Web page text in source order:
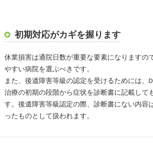
初期対応がカギを握ります
休業損害は通院日数が重要な要素になりますの
やすい病院を選ぶべきです。
また、後遺障害等級の認定を受けるためには、
治療の初期の段階から症状を診断書に記載して
す。後遺障害等級認定の際、診断書にない内容
ったものとして扱われます。